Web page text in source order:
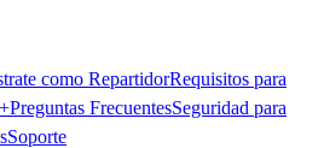
como RepartidorRequisitos para
Preguntas FrecuentesSeguridad para
Soporte